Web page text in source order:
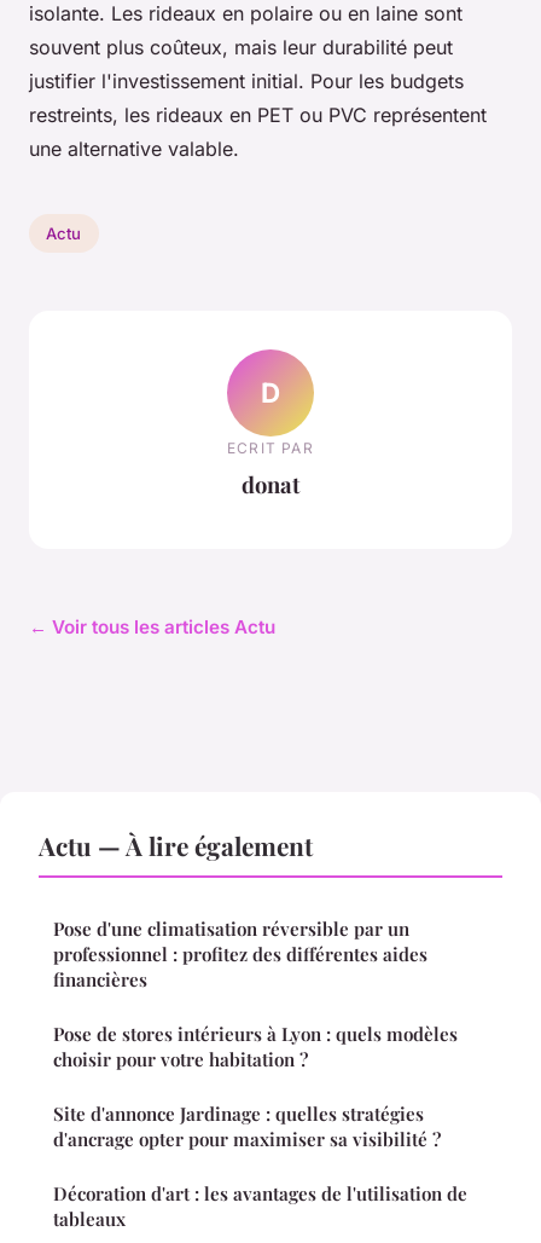
isolante. Les rideaux en polaire ou en laine sont
souvent plus coûteux, mais leur durabilité peut
justifier l'investissement initial. Pour les budgets
restreints, les rideaux en PET ou PVC représentent
une alternative valable.
Actu
D
ECRIT PAR
donat
← Voir tous les articles Actu
Actu — À lire également
Pose d'une climatisation réversible par un
professionnel : profitez des différentes aides
financières
Pose de stores intérieurs à Lyon : quels modèles
choisir pour votre habitation ?
Site d'annonce Jardinage : quelles stratégies
d'ancrage opter pour maximiser sa visibilité ?
Décoration d'art : les avantages de l'utilisation de
tableaux